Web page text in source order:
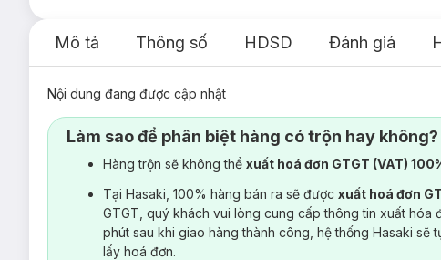
Mô tả Thông số HDSD Đánh giá
Nội dung đang được cập nhật
Làm sao để phân biệt hàng có trộn hay không?
Hàng trộn sẽ không thể xuất hoá đơn GTGT (VAT)
Tại Hasaki, 100% hàng bán ra sẽ được xuất hoá đơn
GTGT, quý khách vui lòng cung cấp thông tin xuất
phút sau khi giao hàng thành công, hệ thống Hasaki
lấy hoá đơn.